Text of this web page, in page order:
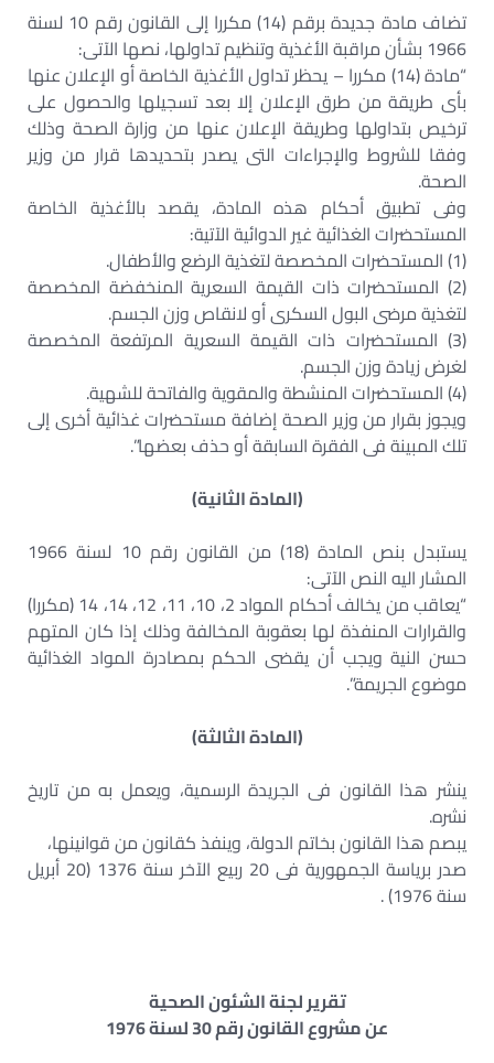
تضاف مادة جديدة برقم (14) مكررا إلى القانون رقم 10 لسنة
1966 بشأن مراقبة الأغذية وتنظيم تداولها، نصها الآتى:
“مادة (14) مكررا – يحظر تداول الأغذية الخاصة أو الإعلان عنها
بأى طريقة من طرق الإعلان إلا بعد تسجيلها والحصول على
ترخيص بتداولها وطريقة الإعلان عنها من وزارة الصحة وذلك
وفقا للشروط والإجراءات التى يصدر بتحديدها قرار من وزير
الصحة.
وفى تطبيق أحكام هذه المادة، يقصد بالأغذية الخاصة
المستحضرات الغذائية غير الدوائية الآتية:
(1) المستحضرات المخصصة لتغذية الرضع والأطفال.
(2) المستحضرات ذات القيمة السعرية المنخفضة المخصصة
لتغذية مرضى البول السكرى أو لانقاص وزن الجسم.
(3) المستحضرات ذات القيمة السعرية المرتفعة المخصصة
لغرض زيادة وزن الجسم.
(4) المستحضرات المنشطة والمقوية والفاتحة للشهية.
ويجوز بقرار من وزير الصحة إضافة مستحضرات غذائية أخرى إلى
تلك المبينة فى الفقرة السابقة أو حذف بعضها”.
(المادة الثانية)
يستبدل بنص المادة (18) من القانون رقم 10 لسنة 1966
المشار اليه النص الآتى:
“يعاقب من يخالف أحكام المواد 2، 10، 11، 12، 14، 14 (مكررا)
والقرارات المنفذة لها بعقوبة المخالفة وذلك إذا كان المتهم
حسن النية ويجب أن يقضى الحكم بمصادرة المواد الغذائية
موضوع الجريمة”.
(المادة الثالثة)
ينشر هذا القانون فى الجريدة الرسمية، ويعمل به من تاريخ
نشره.
يبصم هذا القانون بخاتم الدولة، وينفذ كقانون من قوانينها،
صدر برياسة الجمهورية فى 20 ربيع الآخر سنة 1376 (20 أبريل
سنة 1976) .
تقرير لجنة الشئون الصحية
عن مشروع القانون رقم 30 لسنة 1976